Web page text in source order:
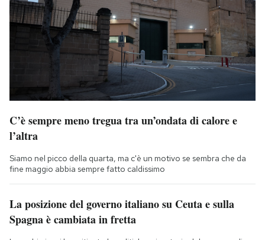
C’è sempre meno tregua tra un’ondata di calore e
l’altra
Siamo nel picco della quarta, ma c'è un motivo se sembra che da
fine maggio abbia sempre fatto caldissimo
La posizione del governo italiano su Ceuta e sulla
Spagna è cambiata in fretta